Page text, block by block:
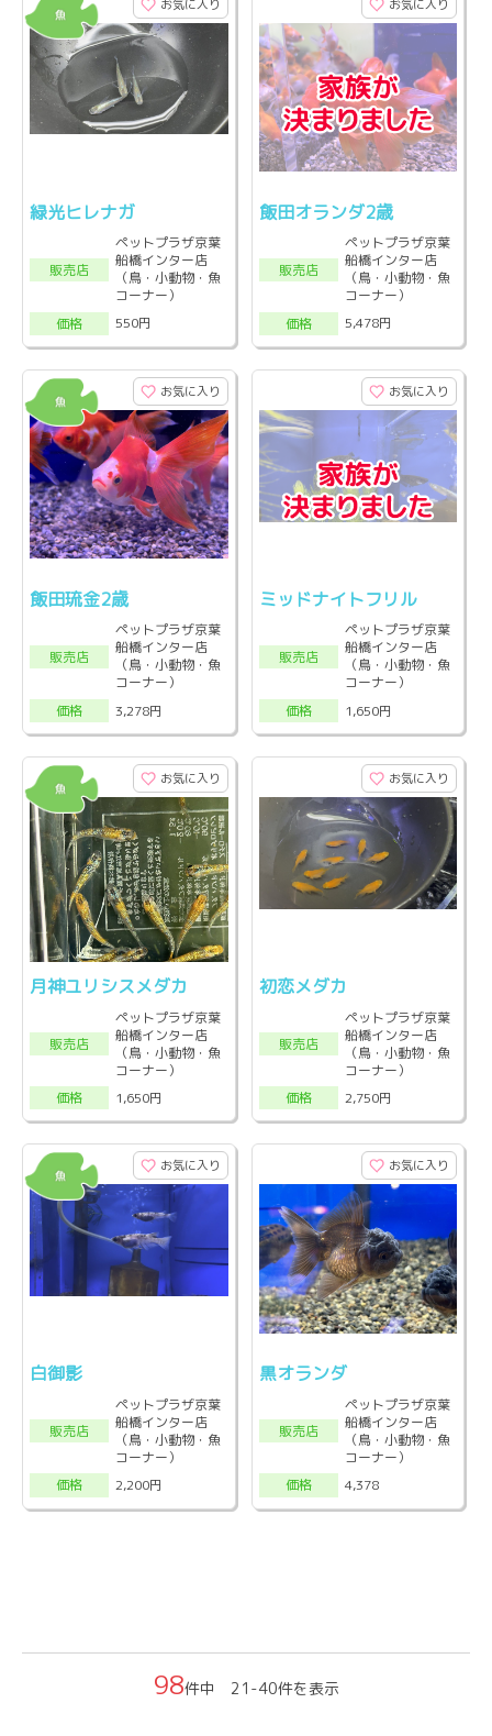
お気に入り
緑光ヒレナガ
販売店
ペットプラザ京葉
船橋インター店
（鳥・小動物・魚
コーナー）
価格
550円
お気に入り
飯田オランダ2歳
販売店
ペットプラザ京葉
船橋インター店
（鳥・小動物・魚
コーナー）
価格
5,478円
お気に入り
飯田琉金2歳
販売店
ペットプラザ京葉
船橋インター店
（鳥・小動物・魚
コーナー）
価格
3,278円
お気に入り
ミッドナイトフリル
販売店
ペットプラザ京葉
船橋インター店
（鳥・小動物・魚
コーナー）
価格
1,650円
お気に入り
月神ユリシスメダカ
販売店
ペットプラザ京葉
船橋インター店
（鳥・小動物・魚
コーナー）
価格
1,650円
お気に入り
初恋メダカ
販売店
ペットプラザ京葉
船橋インター店
（鳥・小動物・魚
コーナー）
価格
2,750円
お気に入り
白御影
販売店
ペットプラザ京葉
船橋インター店
（鳥・小動物・魚
コーナー）
価格
2,200円
お気に入り
黒オランダ
販売店
ペットプラザ京葉
船橋インター店
（鳥・小動物・魚
コーナー）
価格
4,378
98件中 21-40件を表示